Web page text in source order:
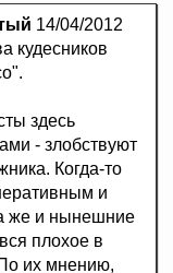
14/04/2012
кудесников
здесь
- злобствуют
Когда-то
и
же и нынешние
плохое в
их мнению,